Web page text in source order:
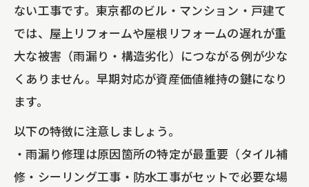
ない工事です。東京都のビル・マンション・戸建て
では、屋上リフォームや屋根リフォームの遅れが重
大な被害（雨漏り・構造劣化）につながる例が少な
くありません。早期対応が資産価値維持の鍵になり
ます。
以下の特徴に注意しましょう。
・雨漏り修理は原因箇所の特定が最重要（タイル補
修・シーリング工事・防水工事がセットで必要な場